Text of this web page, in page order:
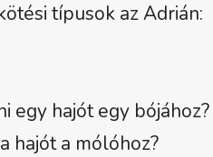
típusok az Adrián:
egy hajót egy bójához?
hajót a mólóhoz?